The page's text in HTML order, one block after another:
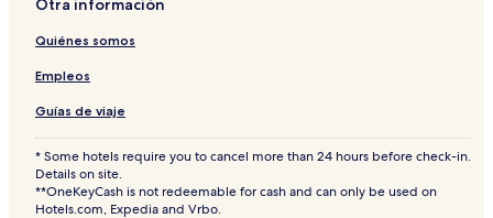
Otra información
Quiénes somos
Empleos
Guías de viaje
* Some hotels require you to cancel more than 24 hours before check-in.
Details on site.
**OneKeyCash is not redeemable for cash and can only be used on
Hotels.com, Expedia and Vrbo.